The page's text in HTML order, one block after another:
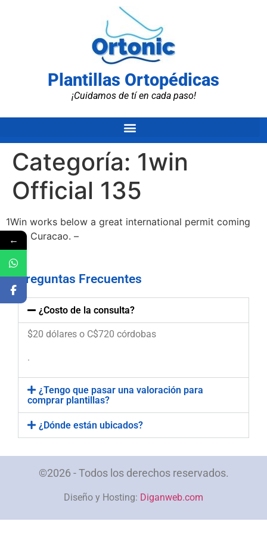
Plantillas Ortopédicas
¡Cuidamos de tí en cada paso!
Categoría: 1win
Official 135
1Win works below a great international permit coming
from Curacao. –
Preguntas Frecuentes
¿Costo de la consulta?
$20 dólares o C$720 córdobas
.
¿Tengo que pasar una valoración para
comprar plantillas?
¿Dónde están ubicados?
©2026 - Todos los derechos reservados.
Diseño y Hosting: Diganweb.com
←